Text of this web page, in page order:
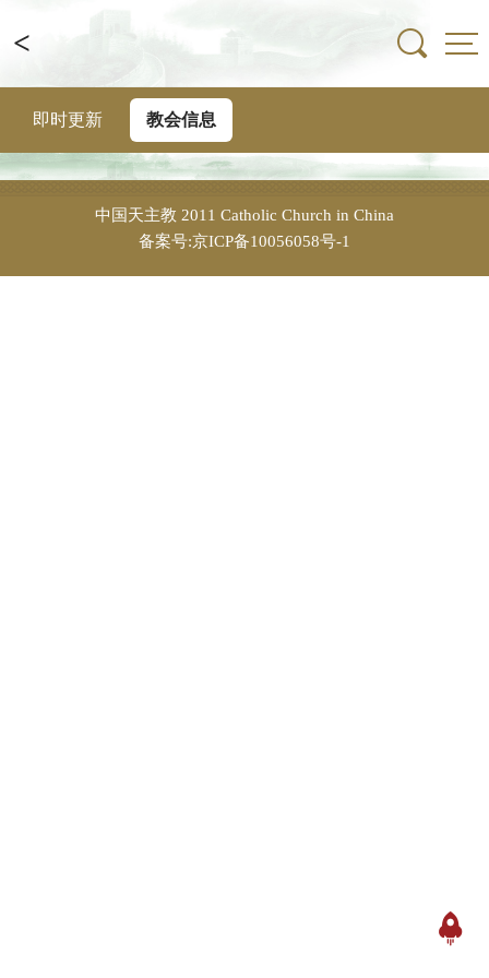
<
即时更新 教会信息
中国天主教 2011 Catholic Church in China
备案号:京ICP备10056058号-1